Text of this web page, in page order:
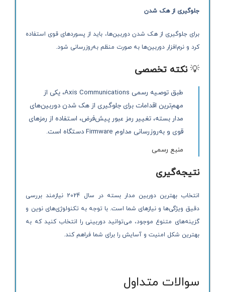
جلوگیری از هک شدن
برای جلوگیری از هک شدن دوربین‌ها، باید از پسوردهای قوی استفاده
کرد و نرم‌افزار دوربین‌ها به صورت منظم به‌روزرسانی شود.
💡نکته تخصصی
طبق توصیه رسمی Axis Communications، یکی از
مهم‌ترین اقدامات برای جلوگیری از هک شدن دوربین‌های
مدار بسته، تغییر رمز عبور پیش‌فرض، استفاده از رمزهای
قوی و به‌روزرسانی مداوم Firmware دستگاه است.
منبع رسمی
نتیجه‌گیری
انتخاب بهترین دوربین مدار بسته در سال 2024 نیازمند بررسی
دقیق ویژگی‌ها و نیازهای شما است. با توجه به تکنولوژی‌های نوین و
گزینه‌های متنوع موجود، می‌توانید دوربینی را انتخاب کنید که به
بهترین شکل امنیت و آسایش را برای شما فراهم کند.
سوالات متداول